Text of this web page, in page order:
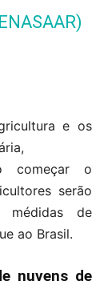
e os
começar o
serão
médidas de
ao Brasil.
nuvens de